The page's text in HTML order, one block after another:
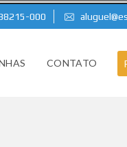
000
CONTATO